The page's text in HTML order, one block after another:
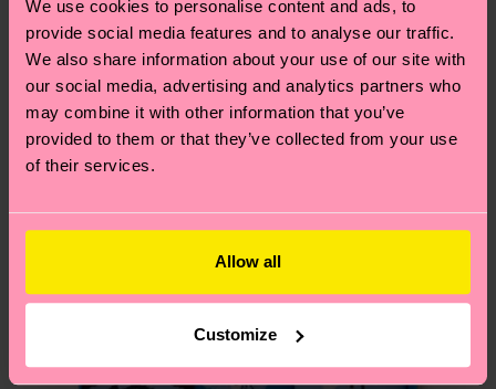
We use cookies to personalise content and ads, to
provide social media features and to analyse our traffic.
We also share information about your use of our site with
our social media, advertising and analytics partners who
may combine it with other information that you’ve
provided to them or that they’ve collected from your use
of their services.
Allow all
Customize
deinem Land abhängt.
Du hast Fragen zu einer Retoure? In unserem
Hilfebereich im ArtikelRetourenfindest du die
am häufigsten gestellten Fragen.
Neuheit